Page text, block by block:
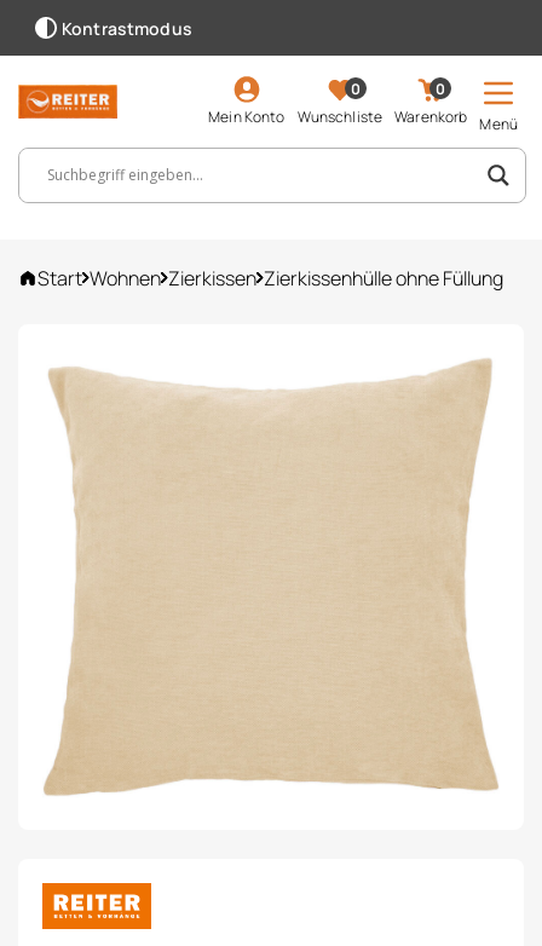
Kontrastmodus
Mein Konto
0
Wunschliste
0
Warenkorb
Menü
Suchbegriff, Artikelnummer ...
Start Wohnen Zierkissen Zierkissenhülle ohne Füllung